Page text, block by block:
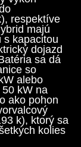
respektíve
majú
s kapacitou
dojazd
sa dá
so
alebo
kW na
ako pohon
k), ktorý sa
kolies